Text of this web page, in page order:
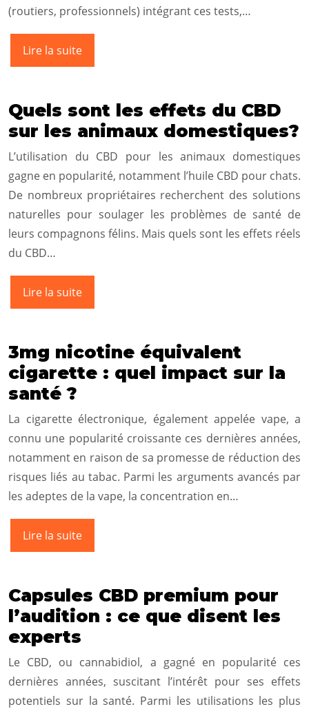
(routiers, professionnels) intégrant ces tests,…
Lire la suite
Quels sont les effets du CBD
sur les animaux domestiques?
L’utilisation du CBD pour les animaux domestiques
gagne en popularité, notamment l’huile CBD pour chats.
De nombreux propriétaires recherchent des solutions
naturelles pour soulager les problèmes de santé de
leurs compagnons félins. Mais quels sont les effets réels
du CBD…
Lire la suite
3mg nicotine équivalent
cigarette : quel impact sur la
santé ?
La cigarette électronique, également appelée vape, a
connu une popularité croissante ces dernières années,
notamment en raison de sa promesse de réduction des
risques liés au tabac. Parmi les arguments avancés par
les adeptes de la vape, la concentration en…
Lire la suite
Capsules CBD premium pour
l’audition : ce que disent les
experts
Le CBD, ou cannabidiol, a gagné en popularité ces
dernières années, suscitant l’intérêt pour ses effets
potentiels sur la santé. Parmi les utilisations les plus